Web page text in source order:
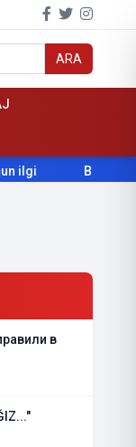
ARA
Beydağ’ın
в